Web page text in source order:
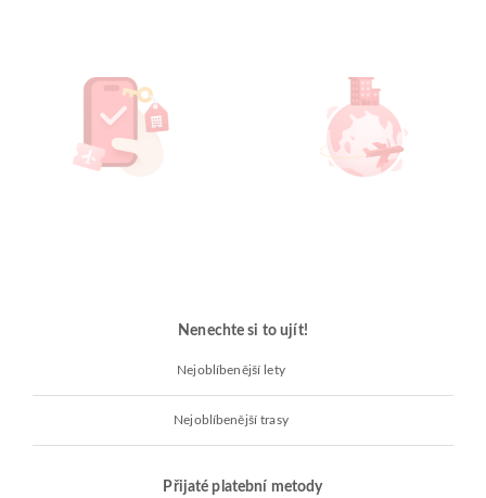
Nenechte si to ujít!
Nejoblíbenější lety
Nejoblíbenější trasy
Přijaté platební metody